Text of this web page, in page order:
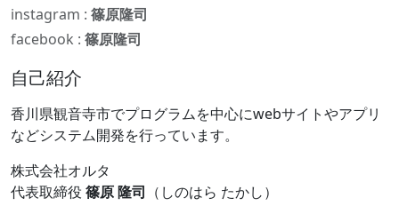
instagram : 篠原隆司
facebook : 篠原隆司
自己紹介
香川県観音寺市でプログラムを中心にwebサイトやアプリ
などシステム開発を行っています。
株式会社オルタ
代表取締役 篠原 隆司 （しのはら たかし）